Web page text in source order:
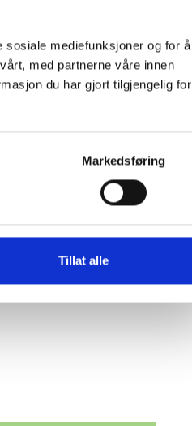
sosiale mediefunksjoner og for å
med partnerne våre innen
du har gjort tilgjengelig for
Markedsføring
Tillat alle